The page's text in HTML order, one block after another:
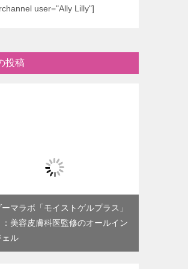
user="Ally Lilly"]
投稿
ーマラボ「モイストゲルプラス」
：美容皮膚科医監修のオールイン
ェル